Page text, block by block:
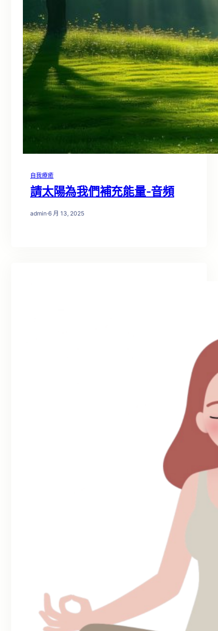
自我療癒
請太陽為我們補充能量-音頻
admin·6 月 13, 2025